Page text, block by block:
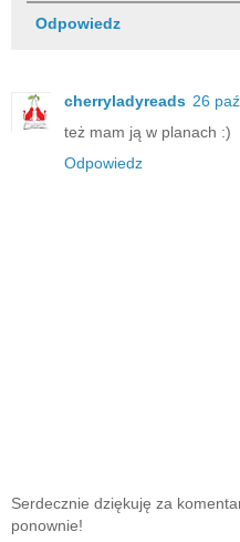
Odpowiedz
cherryladyreads 26
też mam ją w planach :)
Odpowiedz
Serdecznie dziękuję za
ponownie!